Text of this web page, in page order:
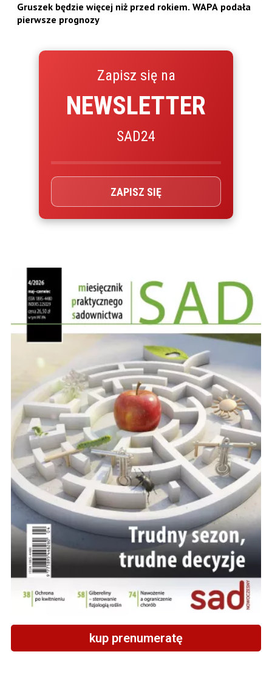
Gruszek będzie więcej niż przed rokiem. WAPA podała
pierwsze prognozy
Zapisz się na
NEWSLETTER
SAD24
ZAPISZ SIĘ
kup prenumeratę